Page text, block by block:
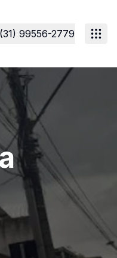
(31) 99556-2779